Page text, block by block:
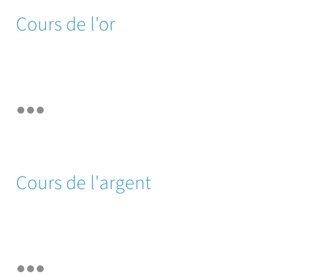
Cours de l'or
Cours de l'argent